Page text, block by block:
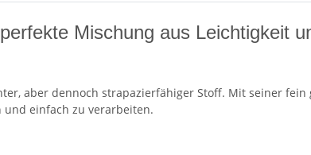
Mischung aus Leichtigkeit
aber dennoch strapazierfähiger Stoff. Mit seiner
und einfach zu verarbeiten.